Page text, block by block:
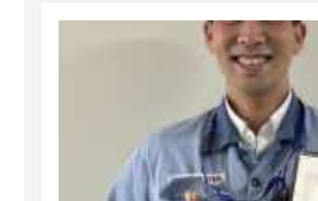
対し表彰式が行われる予定です。 【受賞作品】 学長賞 作
品名「白老実験場の美しさ」 Jason
目」 吉田光希 応募総数 50点 https://muroran-
it.ac.jp/guidance/